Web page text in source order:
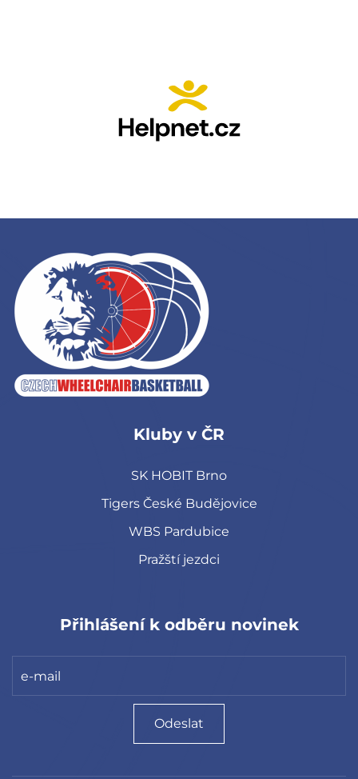
Kluby v ČR
SK HOBIT Brno
Tigers České Budějovice
WBS Pardubice
Pražští jezdci
Přihlášení k odběru novinek
Odeslat